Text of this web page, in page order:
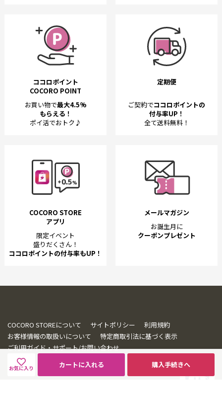
購入手続きへ
カートに入れる
お気に入り
ココロポイント
COCORO POINT
お買い物で最大4.5%
もらえる！
ポイ活でおトク♪
定期便
ご契約でココロポイントの
付与率UP！
全て送料無料！
COCORO STORE
アプリ
限定イベント
盛りだくさん！
ココロポイントの付与率もUP！
メールマガジン
お誕生月に
クーポンプレゼント
COCORO STOREについて サイトポリシー
利用規約
お客様情報の取扱いについて
特定商取引法に基づく表示
ご利用ガイド・サポート/お問い合わせ